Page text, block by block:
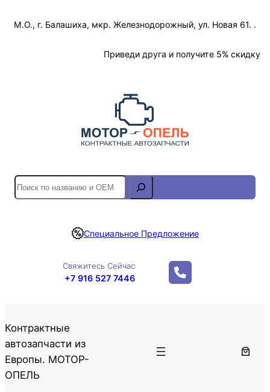
М.О., г. Балашиха, мкр. Железнодорожный, ул. Новая 61. .
Приведи друга и получите 5% скидку
S
e
r
Специальное Предложение
Свяжитесь Сейчас
+7 916 527 7446
Контрактные
автозапчасти из
Европы. МОТОР-
ОПЕЛЬ